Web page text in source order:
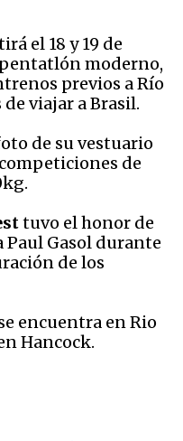
el 18 y 19 de
moderno,
previos a Río
viajar a Brasil.
de su vestuario
de
tuvo el honor de
Paul Gasol durante
de los
encuentra en Rio
Hancock.